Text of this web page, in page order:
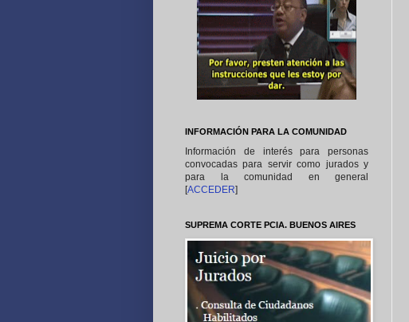
INFORMACIÓN PARA LA COMUNIDAD
Información de interés para personas
convocadas para servir como jurados y
para la comunidad en general
[ACCEDER]
SUPREMA CORTE PCIA. BUENOS AIRES